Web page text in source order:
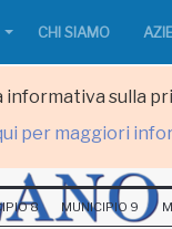
sulla
per maggiori
CHI SIAMO
8 MUNICIPIO 9